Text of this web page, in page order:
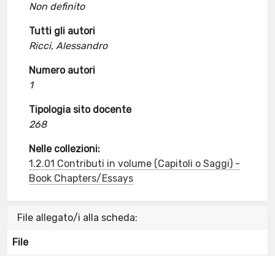
Non definito
Tutti gli autori
Ricci, Alessandro
Numero autori
1
Tipologia sito docente
268
Nelle collezioni:
1.2.01 Contributi in volume (Capitoli o Saggi) -
Book Chapters/Essays
File allegato/i alla scheda:
File